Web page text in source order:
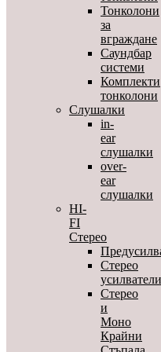
Тонколони
за
вграждане
Саундбар
системи
Комплекти
тонколони
Слушалки
in-
ear
слушалки
over-
ear
слушалки
HI-
FI
Стерео
Стерео
усилватели
Стерео
и
Моно
Крайни